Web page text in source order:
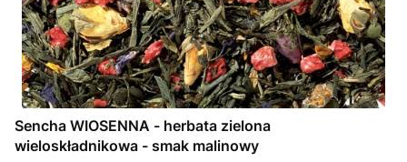
Sencha WIOSENNA - herbata zielona
wieloskładnikowa - smak malinowy